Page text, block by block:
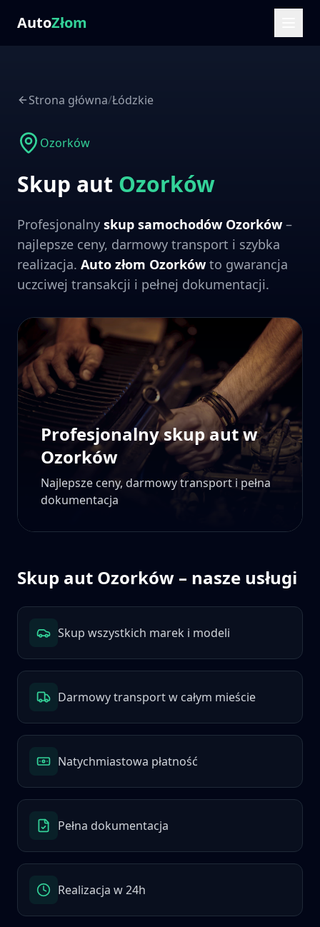
AutoZłom
Strona główna/Łódzkie
Ozorków
Skup aut Ozorków
Profesjonalny skup samochodów Ozorków–
najlepsze ceny, darmowy transport i szybka
realizacja. Auto złom Ozorków to gwarancja
uczciwej transakcji i pełnej dokumentacji.
Profesjonalny skup aut w
Ozorków
Najlepsze ceny, darmowy transport i pełna
dokumentacja
Skup aut Ozorków – nasze usługi
Skup wszystkich marek i modeli
Darmowy transport w całym mieście
Natychmiastowa płatność
Pełna dokumentacja
Realizacja w 24h